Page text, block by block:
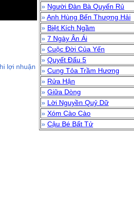
lợi nhuận
» Người Đàn Bà Quyến Rủ
»Anh Hùng Bến Thượng Hải
» Biệt Kích Ngầm
» 7 Ngày Ân Ái
» Cuộc Đời Của Yến
» Quyết Đấu 5
» Cung Tỏa Trầm Hương
» Rửa Hận
» Giữa Dòng
» Lời Nguyền Quỷ Dữ
» Xóm Cào Cào
» Cậu Bé Bất Tử